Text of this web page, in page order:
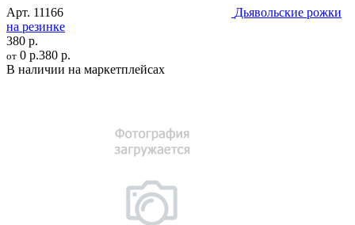
Арт. 11166
Дьявольские рожки
на резинке
380 р.
от 0 р.380 р.
В наличии на маркетплейсах